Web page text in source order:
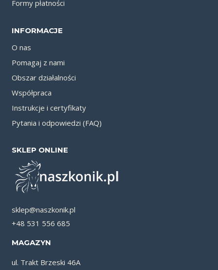
Formy płatności
INFORMACJE
O nas
Pomagaj z nami
Obszar działalności
Współpraca
Instrukcje i certyfikaty
Pytania i odpowiedzi (FAQ)
SKLEP ONLINE
sklep@naszkonik.pl
+48 531 556 685
MAGAZYN
ul. Trakt Brzeski 46A